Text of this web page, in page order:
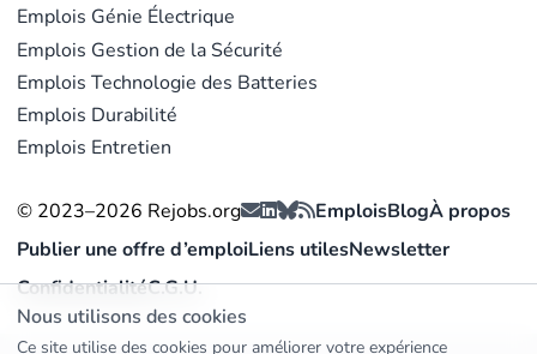
Emplois Génie Électrique
Emplois Gestion de la Sécurité
Emplois Technologie des Batteries
Emplois Durabilité
Emplois Entretien
© 2023–2026 Rejobs.org EmploisBlogÀ propos
Publier une offre d’emploiLiens utilesNewsletter
ConfidentialitéC.G.U.
Nous utilisons des cookies
Ce site utilise des cookies pour améliorer votre expérience